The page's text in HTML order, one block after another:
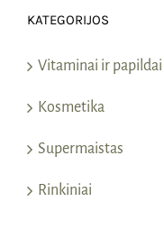
KATEGORIJOS
Vitaminai ir papildai
Kosmetika
Supermaistas
Rinkiniai